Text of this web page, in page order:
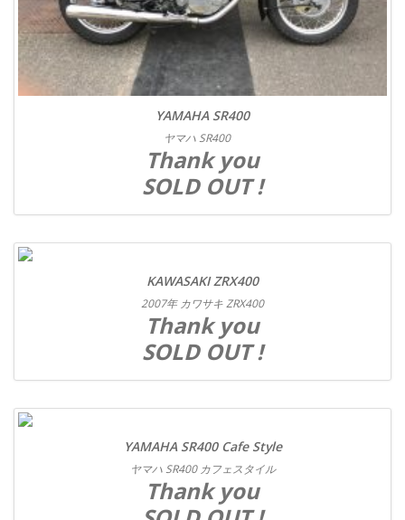
YAMAHA SR400
ヤマハ SR400
Thank you
SOLD OUT !
KAWASAKI ZRX400
2007年 カワサキ ZRX400
Thank you
SOLD OUT !
YAMAHA SR400 Cafe Style
ヤマハ SR400 カフェスタイル
Thank you